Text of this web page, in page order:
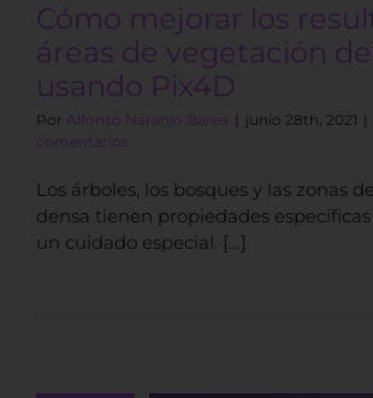
Cómo mejorar los
áreas de vegetación
usando Pix4D
Por Alfonso Naranjo Barea | junio 28th, 2021 |
comentarios
Los árboles, los bosques y las zonas
densa tienen propiedades
un cuidado especial. […]